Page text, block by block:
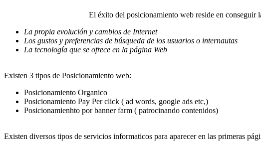
El éxito del posicionamiento web reside en conseguir
La propia evolución y cambios de Internet
Los gustos y preferencias de búsqueda de los usuarios o internautas
La tecnología que se ofrece en la página Web
Existen 3 tipos de Posicionamiento web:
Posicionamiento Organico
Posicionamiento Pay Per click ( ad words, google ads etc,)
Posicionamienhto por banner farm ( patrocinando contenidos)
Existen diversos tipos de servicios informaticos para aparecer en las primeras